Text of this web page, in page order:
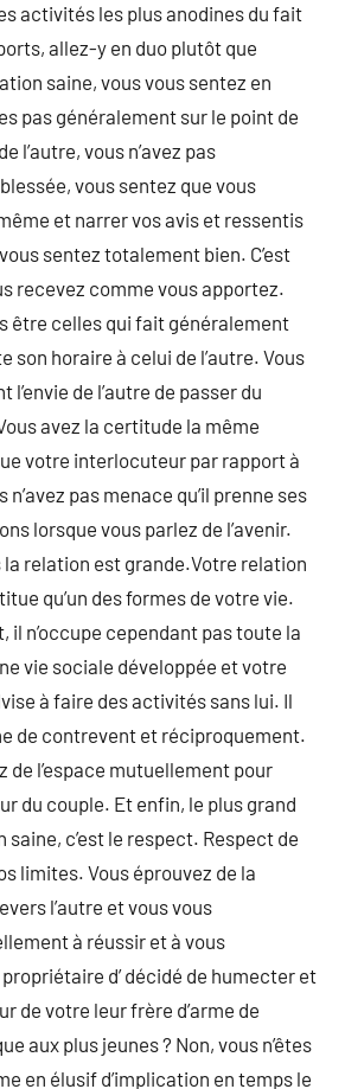
activités les plus anodines du fait
allez-y en duo plutôt que
saine, vous vous sentez en
pas généralement sur le point de
l’autre, vous n’avez pas
vous sentez que vous
et narrer vos avis et ressentis
sentez totalement bien. C’est
recevez comme vous apportez.
être celles qui fait généralement
son horaire à celui de l’autre. Vous
de l’autre de passer du
avez la certitude la même
votre interlocuteur par rapport à
n’avez pas menace qu’il prenne ses
lorsque vous parlez de l’avenir.
la relation est grande.Votre relation
qu’un des formes de votre vie.
il n’occupe cependant pas toute la
vie sociale développée et votre
à faire des activités sans lui. Il
de contrevent et réciproquement.
de l’espace mutuellement pour
du couple. Et enfin, le plus grand
saine, c’est le respect. Respect de
limites. Vous éprouvez de la
l’autre et vous vous
à réussir et à vous
d’ décidé de humecter et
de votre leur frère d’arme de
aux plus jeunes ? Non, vous n’êtes
en élusif d’implication en temps le